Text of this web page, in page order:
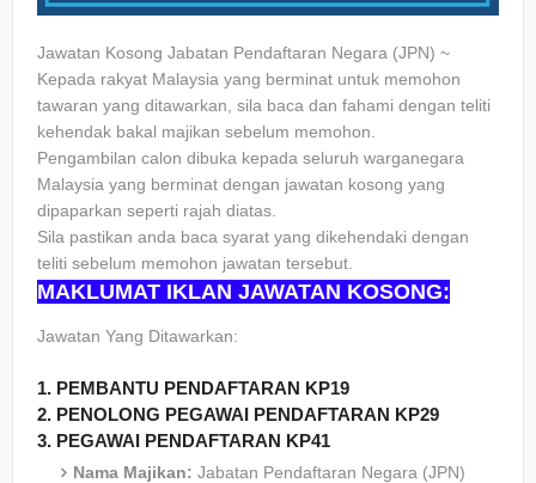
Jawatan Kosong Jabatan Pendaftaran Negara (JPN) ~
Kepada rakyat Malaysia yang berminat untuk memohon
tawaran yang ditawarkan, sila baca dan fahami dengan teliti
kehendak bakal majikan sebelum memohon.
Pengambilan calon dibuka kepada seluruh warganegara
Malaysia yang berminat dengan jawatan kosong yang
dipaparkan seperti rajah diatas.
Sila pastikan anda baca syarat yang dikehendaki dengan
teliti sebelum memohon jawatan tersebut.
MAKLUMAT IKLAN JAWATAN KOSONG:
Jawatan Yang Ditawarkan:
1. PEMBANTU PENDAFTARAN KP19
2. PENOLONG PEGAWAI PENDAFTARAN KP29
3. PEGAWAI PENDAFTARAN KP41
Nama Majikan: Jabatan Pendaftaran Negara (JPN)